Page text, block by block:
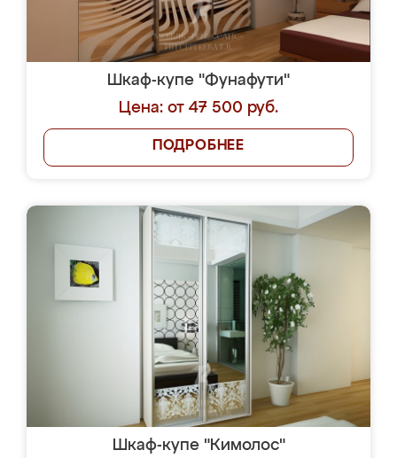
Шкаф-купе "Фунафути"
Цена: от 47 500 руб.
ПОДРОБНЕЕ
Шкаф-купе "Кимолос"